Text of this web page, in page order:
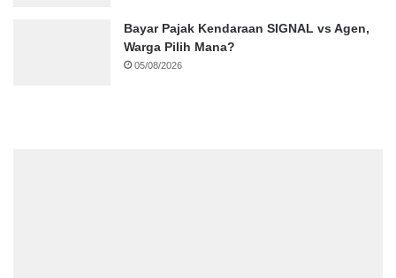
Bayar Pajak Kendaraan SIGNAL vs Agen,
Warga Pilih Mana?
05/08/2026